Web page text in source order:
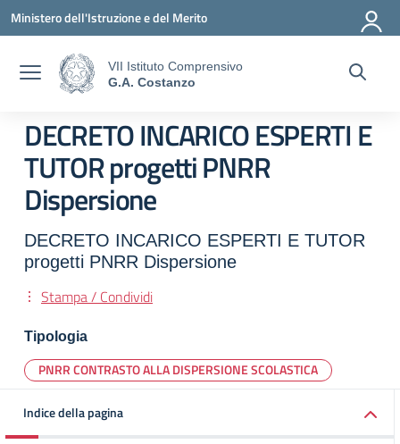
Vai ai contenuti
Vai al menu di navigazione
Vai al footer
Ministero dell'Istruzione e del Merito
VII Istituto Comprensivo
G.A. Costanzo
DECRETO INCARICO ESPERTI E
TUTOR progetti PNRR
Dispersione
DECRETO INCARICO ESPERTI E TUTOR
progetti PNRR Dispersione
Stampa / Condividi
Tipologia
PNRR CONTRASTO ALLA DISPERSIONE SCOLASTICA
Indice della pagina